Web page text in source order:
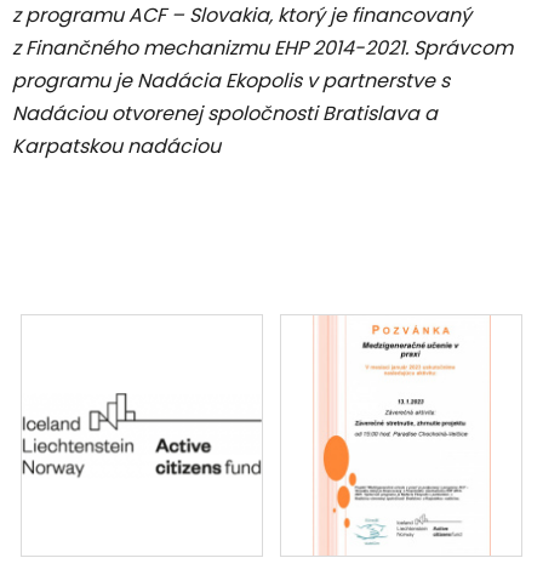
z programu ACF – Slovakia, ktorý je financovaný
z Finančného mechanizmu EHP 2014-2021. Správcom
programu je Nadácia Ekopolis v partnerstve s
Nadáciou otvorenej spoločnosti Bratislava a
Karpatskou nadáciou